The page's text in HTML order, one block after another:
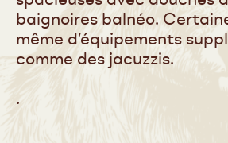
baignoires balnéo.
même d’équipements
comme des jacuzzis.
.